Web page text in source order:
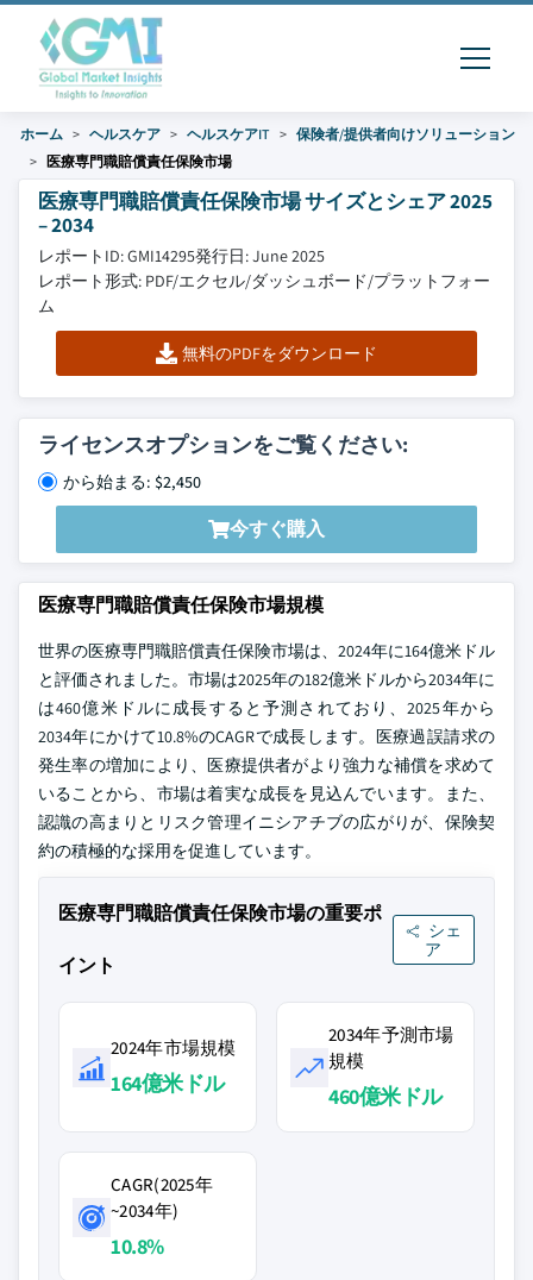
ホーム ヘルスケア ヘルスケアIT
保険者/提供者向けソリューション
医療専門職賠償責任保険市場
医療専門職賠償責任保険市場 サイズとシェア 2025
– 2034
レポートID: GMI14295発行日: June 2025
レポート形式: PDF/エクセル/ダッシュボード/プラットフォー
ム
無料のPDFをダウンロード
ライセンスオプションをご覧ください:
から始まる: $2,450
今すぐ購入
医療専門職賠償責任保険市場規模
世界の医療専門職賠償責任保険市場は、2024年に164億米ドル
と評価されました。市場は2025年の182億米ドルから2034年に
は460億米ドルに成長すると予測されており、2025年から
2034年にかけて10.8%のCAGRで成長します。医療過誤請求の
発生率の増加により、医療提供者がより強力な補償を求めて
いることから、市場は着実な成長を見込んでいます。また、
認識の高まりとリスク管理イニシアチブの広がりが、保険契
約の積極的な採用を促進しています。
医療専門職賠償責任保険市場の重要ポ
イント
シェ
ア
2024年市場規模
164億米ドル
2034年予測市場
規模
460億米ドル
CAGR(2025年
~2034年)
10.8%